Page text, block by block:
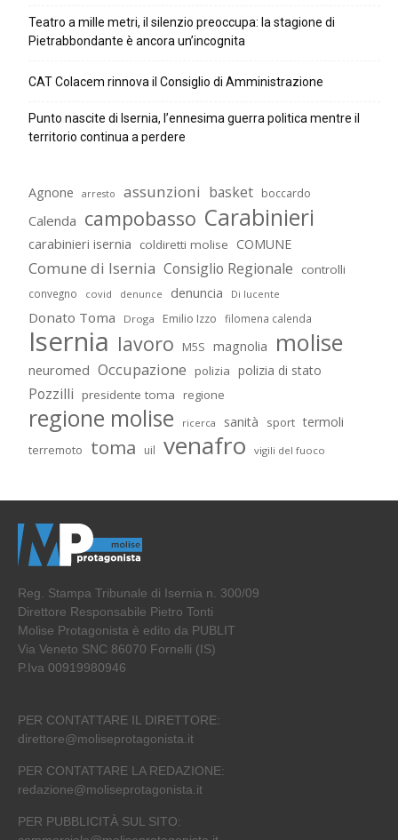
Teatro a mille metri, il silenzio preoccupa: la stagione di
Pietrabbondante è ancora un’incognita
CAT Colacem rinnova il Consiglio di Amministrazione
Punto nascite di Isernia, l’ennesima guerra politica mentre il
territorio continua a perdere
Agnone arresto assunzioni basket boccardo
Calenda campobasso Carabinieri
carabinieri isernia coldiretti molise COMUNE
Comune di Isernia Consiglio Regionale controlli
convegno covid denunce denuncia Di lucente
Donato Toma Droga Emilio Izzo filomena calenda
Isernia lavoro M5S magnolia molise
neuromed Occupazione polizia polizia di stato
Pozzilli presidente toma regione
regione molise ricerca sanità sport termoli
terremoto toma uil venafro vigili del fuoco
Reg. Stampa Tribunale di Isernia n. 300/09
Direttore Responsabile Pietro Tonti
Molise Protagonista è edito da PUBLIT
Via Veneto SNC 86070 Fornelli (IS)
P.Iva 00919980946
PER CONTATTARE IL DIRETTORE:
direttore@moliseprotagonista.it
PER CONTATTARE LA REDAZIONE:
redazione@moliseprotagonista.it
PER PUBBLICITÀ SUL SITO: